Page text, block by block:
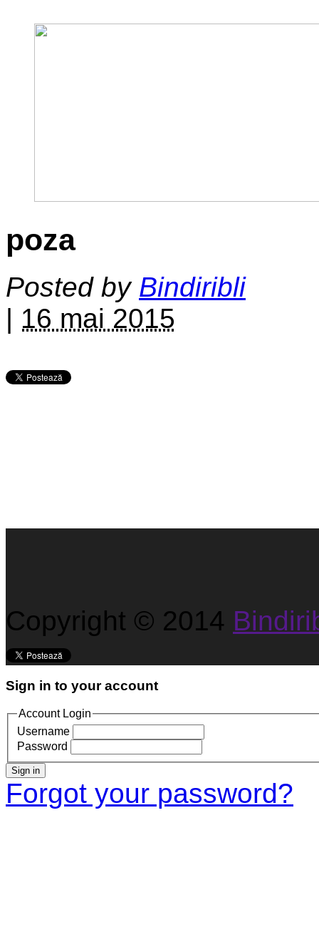
poza
Posted by Bindiribli
| 16 mai 2015
Copyright © 2014
Sign in to your account
Account Login
Username
Password
Sign in
Forgot your password?